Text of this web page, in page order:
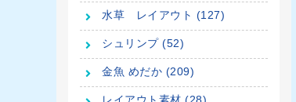
水草 レイアウト (127)
シュリンプ (52)
金魚 めだか (209)
レイアウト素材 (28)